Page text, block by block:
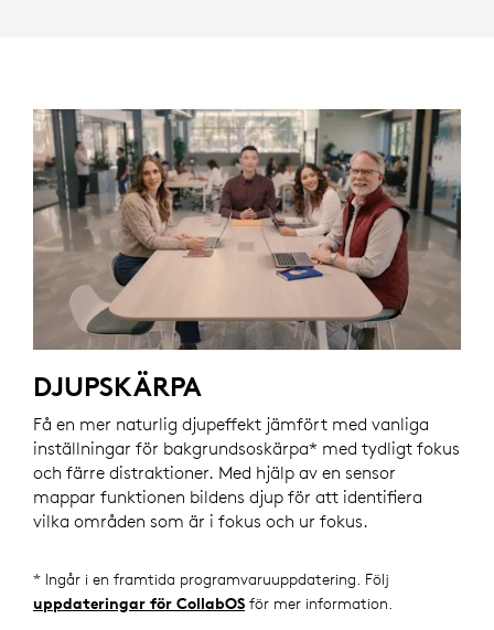
DJUPSKÄRPA
Få en mer naturlig djupeffekt jämfört med vanliga
inställningar för bakgrundsoskärpa* med tydligt fokus
och färre distraktioner. Med hjälp av en sensor
mappar funktionen bildens djup för att identifiera
vilka områden som är i fokus och ur fokus.
* Ingår i en framtida programvaruuppdatering. Följ
uppdateringar för CollabOS för mer information.